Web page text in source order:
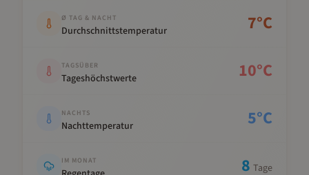
Ø TAG & NACHT
Durchschnittstemperatur 7°C
TAGSÜBER
Tageshöchstwerte 10°C
NACHTS
Nachttemperatur 5°C
IM MONAT 8 Tage